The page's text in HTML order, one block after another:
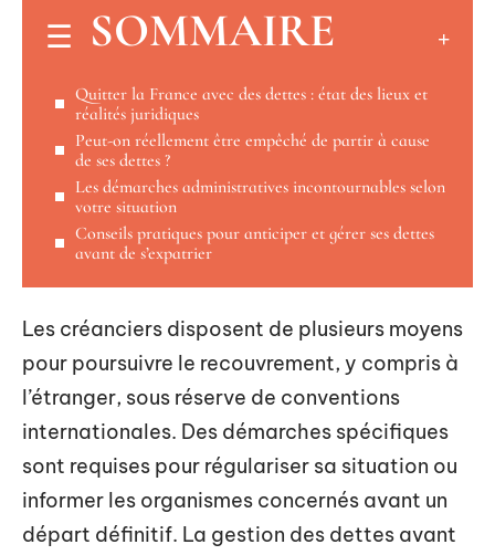
SOMMAIRE
Quitter la France avec des dettes : état des lieux et
réalités juridiques
Peut-on réellement être empêché de partir à cause
de ses dettes ?
Les démarches administratives incontournables selon
votre situation
Conseils pratiques pour anticiper et gérer ses dettes
avant de s’expatrier
Les créanciers disposent de plusieurs moyens
pour poursuivre le recouvrement, y compris à
l’étranger, sous réserve de conventions
internationales. Des démarches spécifiques
sont requises pour régulariser sa situation ou
informer les organismes concernés avant un
départ définitif. La gestion des dettes avant